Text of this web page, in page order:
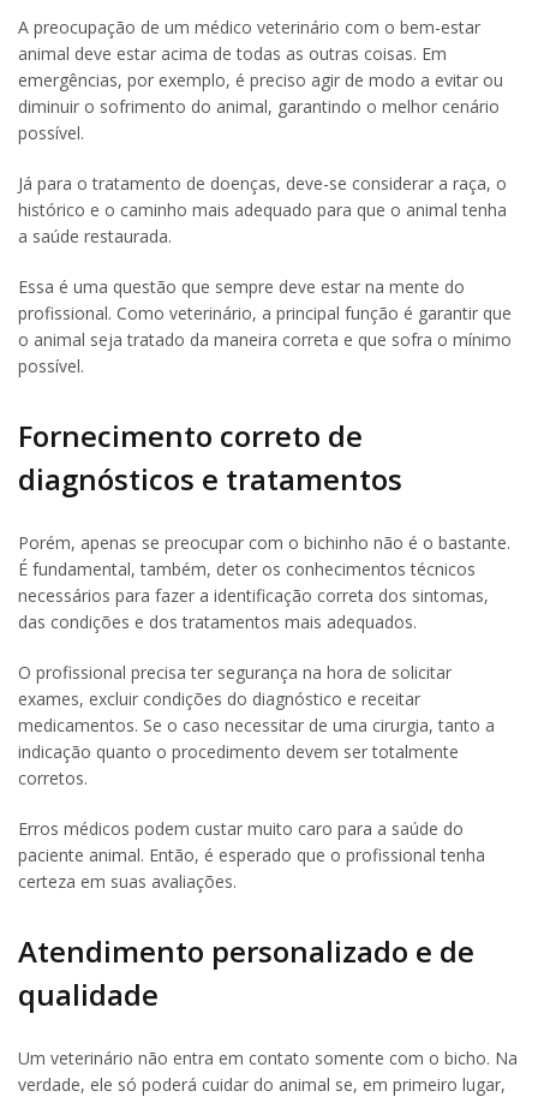
A preocupação de um médico veterinário com o bem-estar
animal deve estar acima de todas as outras coisas. Em
emergências, por exemplo, é preciso agir de modo a evitar ou
diminuir o sofrimento do animal, garantindo o melhor cenário
possível.
Já para o tratamento de doenças, deve-se considerar a raça, o
histórico e o caminho mais adequado para que o animal tenha
a saúde restaurada.
Essa é uma questão que sempre deve estar na mente do
profissional. Como veterinário, a principal função é garantir que
o animal seja tratado da maneira correta e que sofra o mínimo
possível.
Fornecimento correto de
diagnósticos e tratamentos
Porém, apenas se preocupar com o bichinho não é o bastante.
É fundamental, também, deter os conhecimentos técnicos
necessários para fazer a identificação correta dos sintomas,
das condições e dos tratamentos mais adequados.
O profissional precisa ter segurança na hora de solicitar
exames, excluir condições do diagnóstico e receitar
medicamentos. Se o caso necessitar de uma cirurgia, tanto a
indicação quanto o procedimento devem ser totalmente
corretos.
Erros médicos podem custar muito caro para a saúde do
paciente animal. Então, é esperado que o profissional tenha
certeza em suas avaliações.
Atendimento personalizado e de
qualidade
Um veterinário não entra em contato somente com o bicho. Na
verdade, ele só poderá cuidar do animal se, em primeiro lugar,